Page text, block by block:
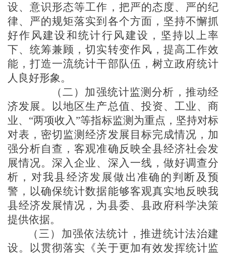
设、意识形态等工作，把严的态度、严的纪
律、严的规矩落实到各个方面，坚持不懈抓
好作风建设和统计行风建设，坚持以上率
下、统筹兼顾，切实转变作风，提高工作效
能，打造一流统计干部队伍，树立政府统计
人 良好形象。
（二）加强统计监测分析，推动经
济发展。以地区生产总值、投资、工业、商
业、 “两项收入”等指标监测为重点，坚持对标
对表，密切监测经济发展目标完成情况，加
强分析自查 ，客观准确反映全县经济社会发
展情况。深入企业、深入一线，做好调查分
析，对我县经济发展做出准确的判断及预
警，以确保统计数据能够客观真实地反映我
县经济发展情况，为县委、 县政府科学决策
提供依据。
（ 三）加强依法统计，推进统计法治建
设。以贯彻落实《关于更加有效发挥统计监